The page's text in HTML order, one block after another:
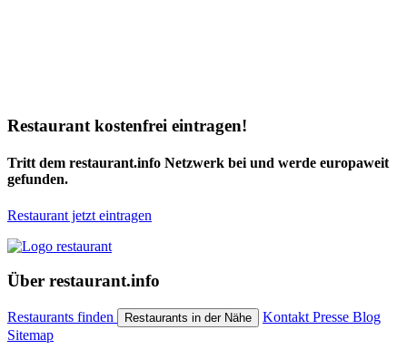
Restaurant kostenfrei eintragen!
Tritt dem restaurant.info Netzwerk bei und werde europaweit
gefunden.
Restaurant jetzt eintragen
Über restaurant.info
Restaurants finden Restaurants in der Nähe Kontakt Presse Blog
Sitemap